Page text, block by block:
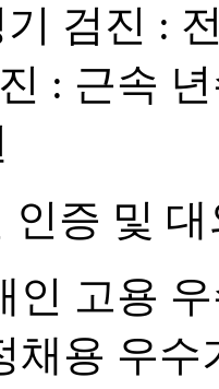
검진 :
: 근속
인증 및
인 고용
채용 우수